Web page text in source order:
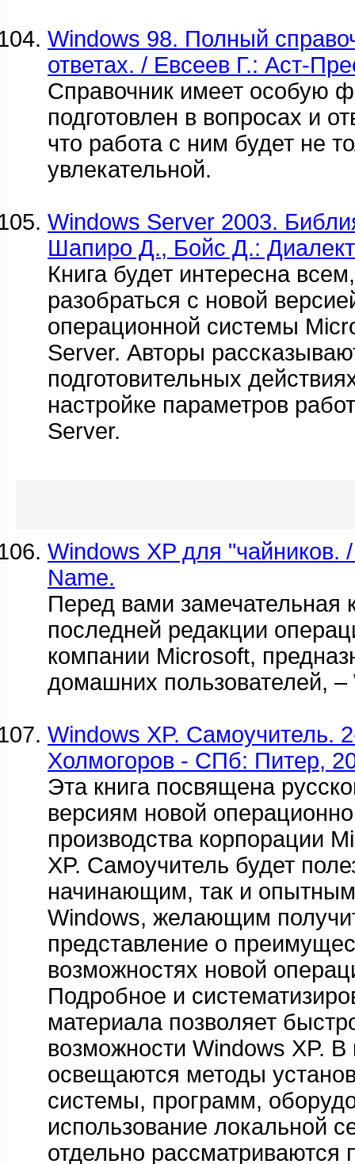
Windows 98. Полный
ответах. / Евсеев Г.: Аст-
Справочник имеет особую
подготовлен в вопросах и
что работа с ним будет не
увлекательной.
Windows Server 2003.
Шапиро Д., Бойс Д.:
Книга будет интересна
разобраться с новой
операционной системы
Server. Авторы
подготовительных
настройке параметров
Server.
Windows XP для "чайников.
Name.
Перед вами замечательная
последней редакции
компании Microsoft,
домашних пользователей, –
Windows XP. Самоучитель.
Холмогоров - СПб: Питер,
Эта книга посвящена
версиям новой
производства корпорации
XP. Самоучитель будет
начинающим, так и
Windows, желающим
представление о
возможностях новой
Подробное и
материала позволяет
возможности Windows XP. В
освещаются методы
системы, программ,
использование локальной
отдельно рассматриваются